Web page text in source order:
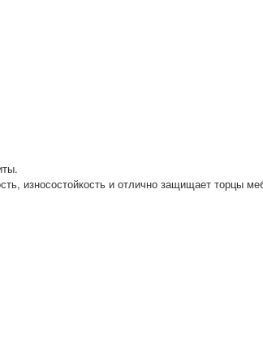
износостойкость и отлично защищает торцы